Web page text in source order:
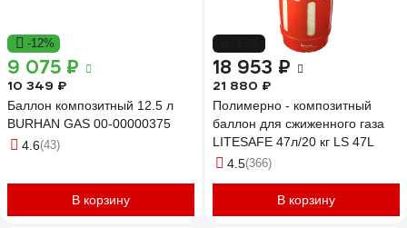
-12%
9 075 ₽
10 349 ₽
Баллон композитный 12.5 л
BURHAN GAS 00-00000375
4.6(43)
В корзину
18 953 ₽
21 880 ₽
Полимерно - композитный
баллон для сжиженного газа
LITESAFE 47л/20 кг LS 47L
4.5(366)
В корзину